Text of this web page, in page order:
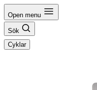
Hoppa
till
innehåll
Open menu
Sök
Cyklar